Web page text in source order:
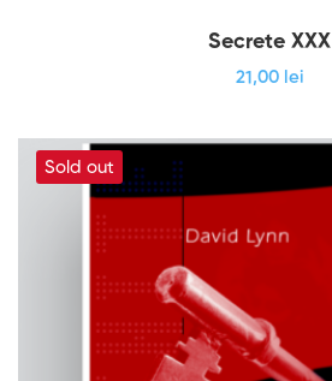
Secrete XXX
21 ,00 lei
Sold out